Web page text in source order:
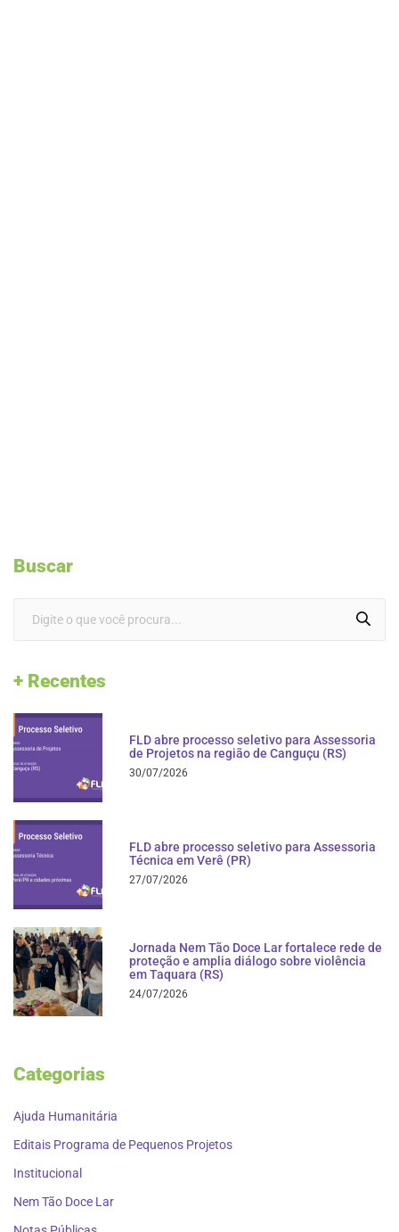
Buscar
+ Recentes
FLD abre processo seletivo para Assessoria
de Projetos na região de Canguçu (RS)
30/07/2026
FLD abre processo seletivo para Assessoria
Técnica em Verê (PR)
27/07/2026
Jornada Nem Tão Doce Lar fortalece rede de
proteção e amplia diálogo sobre violência
em Taquara (RS)
24/07/2026
Categorias
Ajuda Humanitária
Editais Programa de Pequenos Projetos
Institucional
Nem Tão Doce Lar